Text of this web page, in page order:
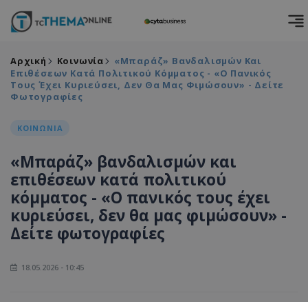
Αρχική Κοινωνία
«Μπαράζ» Βανδαλισμών Και
Επιθέσεων Κατά Πολιτικού Κόμματος - «Ο Πανικός
Τους Έχει Κυριεύσει, Δεν Θα Μας Φιμώσουν» - Δείτε
Φωτογραφίες
ΚΟΙΝΩΝΙΑ
«Μπαράζ» βανδαλισμών και
επιθέσεων κατά πολιτικού
κόμματος - «Ο πανικός τους έχει
κυριεύσει, δεν θα μας φιμώσουν» -
Δείτε φωτογραφίες
18.05.2026 - 10:45